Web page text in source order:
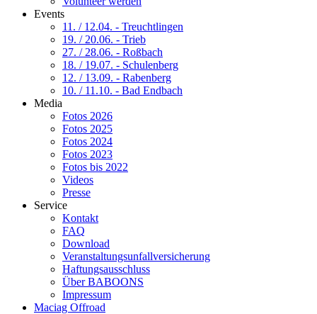
Events
11. / 12.04. - Treuchtlingen
19. / 20.06. - Trieb
27. / 28.06. - Roßbach
18. / 19.07. - Schulenberg
12. / 13.09. - Rabenberg
10. / 11.10. - Bad Endbach
Media
Fotos 2026
Fotos 2025
Fotos 2024
Fotos 2023
Fotos bis 2022
Videos
Presse
Service
Kontakt
FAQ
Download
Veranstaltungsunfallversicherung
Haftungsausschluss
Über BABOONS
Impressum
Maciag Offroad